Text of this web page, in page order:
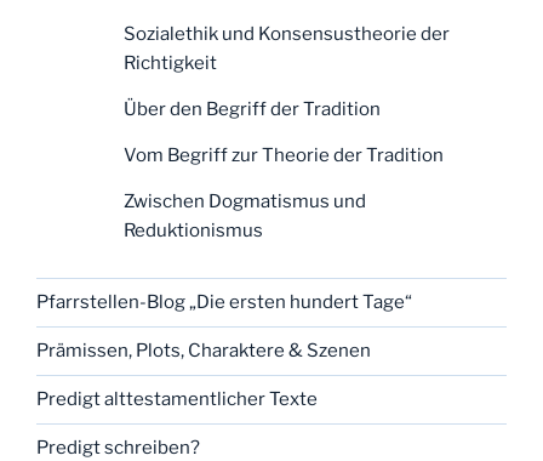
Sozialethik und Konsensustheorie der
Richtigkeit
Über den Begriff der Tradition
Vom Begriff zur Theorie der Tradition
Zwischen Dogmatismus und
Reduktionismus
Pfarrstellen-Blog „Die ersten hundert Tage“
Prämissen, Plots, Charaktere & Szenen
Predigt alttestamentlicher Texte
Predigt schreiben?